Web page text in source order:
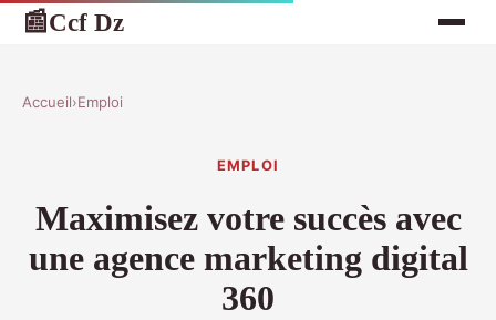
📰Ccf Dz
Accueil›Emploi
EMPLOI
Maximisez votre succès avec
une agence marketing digital
360